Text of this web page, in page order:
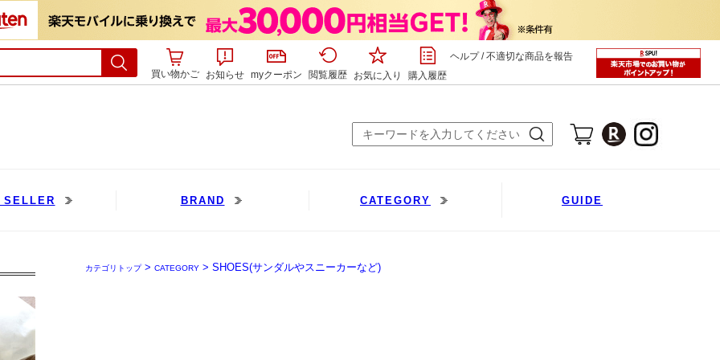
買い物かご お知らせ myクーポン 閲覧履歴 お気に入り 購入履歴
ヘルプ/不適切な商品を報告
カテゴリトップ> CATEGORY > SHOES(サンダルやスニーカーなど)